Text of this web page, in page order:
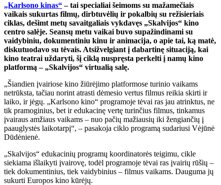
„Karlsono kinas“ – tai specialiai šeimoms su mažamečiais
vaikais sukurtas filmų, dirbtuvėlių ir pokalbių su režisieriais
ciklas, dešimt metų savaitgaliais vykdavęs „Skalvijos“ kino
centro salėje. Seansų metu vaikai buvo supažindinami su
vaidybiniu, dokumentiniu kinu ir animacija, o apie tai, ką matė,
diskutuodavo su tėvais. Atsižvelgiant į dabartinę situaciją, kai
kino teatrai uždaryti, šį ciklą nuspręsta perkelti į namų kino
platformą – „Skalvijos“ virtualią salę.
„Šiandien įvairiose kino žiūrėjimo platformose turinio vaikams
netrūksta, tačiau norint atrasti dėmesio vertus filmus reikia skirti ir
laiko, ir jėgų. „Karlsono kino“ programoje tėvai ras jau atrinktus, ne
tik pramoginius, bet ir edukacinę vertę turinčius filmus, tinkamus
įvairaus amžiaus vaikams – nuo pačių mažiausių iki žengiančių į
paauglystės laikotarpį“, – pasakoja ciklo programą sudariusi Vėjūnė
Dūdėnienė.
„Skalvijos“ edukacinių programų koordinatorės teigimu, cikle
siekiama išlaikyti įvairovę, todėl programoje tėvai ras įvairių rūšių –
tiek dokumentinius, tiek vaidybinius – filmus vaikams. Dauguma jų
sukurti Europos kino kūrėjų.